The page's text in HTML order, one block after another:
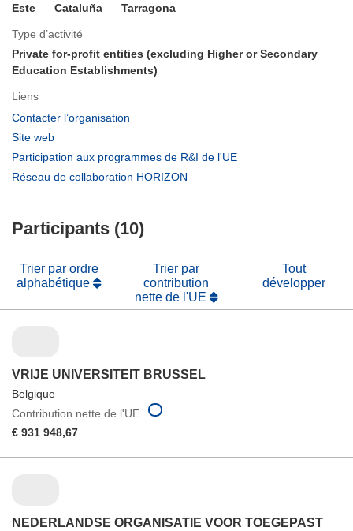
Este
Cataluña Tarragona
Type d’activité
Private for-profit entities (excluding Higher or Secondary
Education Establishments)
Liens
Contacter l’organisation
fenêtre)
Site web
dans
Participation aux programmes de R&I de l'UE
Réseau de collaboration HORIZON
Participants (10)
Trier par ordre
alphabétique
Trier par
contribution
nette de l'UE
Tout
développer
VRIJE UNIVERSITEIT BRUSSEL
Belgique
Contribution nette de l'UE
€ 931 948,67
NEDERLANDSE ORGANISATIE VOOR TOEGEPAST